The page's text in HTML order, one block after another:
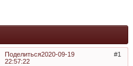
Поделиться 1
2020-09-19
22:57:22